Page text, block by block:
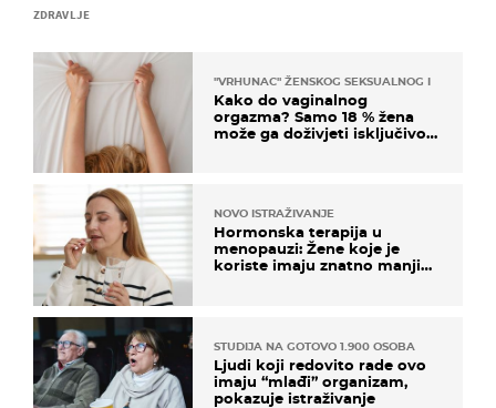
ZDRAVLJE
"VRHUNAC" ŽENSKOG SEKSUALNOG ISKUSTVA
Kako do vaginalnog
orgazma? Samo 18 % žena
može ga doživjeti isključivo
NOVO ISTRAŽIVANJE
Hormonska terapija u
menopauzi: Žene koje je
koriste imaju znatno manji
STUDIJA NA GOTOVO 1.900 OSOBA
Ljudi koji redovito rade ovo
imaju “mlađi” organizam,
pokazuje istraživanje